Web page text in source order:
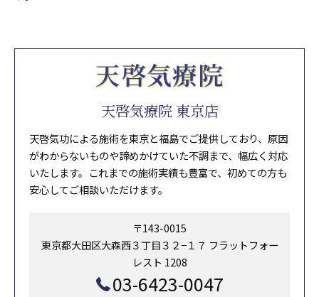
天啓気療院 東京店
天啓気功による施術を東京と福島でご提供しており、原因
がわからないものや諦めかけていた不調まで、幅広く対応
いたします。これまでの施術実績も豊富で、初めての方も
安心してご相談いただけます。
〒143-0015
東京都大田区大森西３丁目３２−１７ フラットフォー
レスト 1208
03-6423-0047